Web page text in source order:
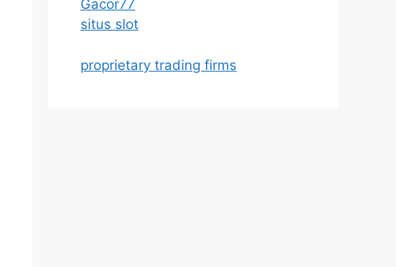
Gacor77
situs slot
proprietary trading firms